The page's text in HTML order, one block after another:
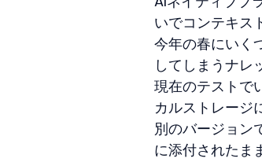
いでコンテキス
今年の春にいく
してしまうナレ
現在のテストで
カルストレージ
別のバージョン
に添付されたま